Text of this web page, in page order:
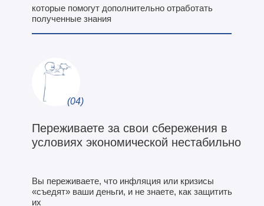
Переживаете за свои сбережения в
условиях экономической нестабильно
которые помогут дополнительно отработать
полученные знания
Вы переживаете, что инфляция или кризисы
«съедят» ваши деньги, и не знаете, как защитить
их
(04)